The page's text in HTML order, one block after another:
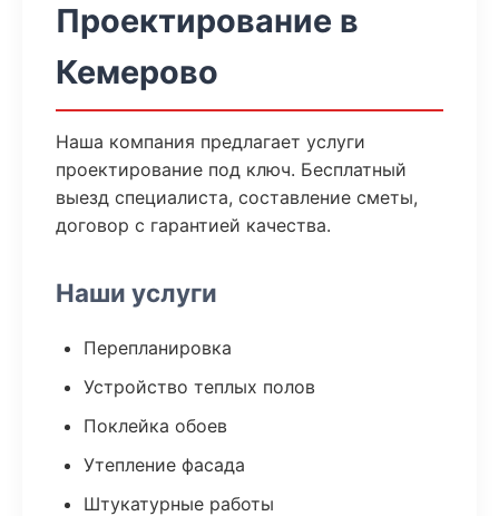
Проектирование в
Кемерово
Наша компания предлагает услуги
проектирование под ключ. Бесплатный
выезд специалиста, составление сметы,
договор с гарантией качества.
Наши услуги
Перепланировка
Устройство теплых полов
Поклейка обоев
Утепление фасада
Штукатурные работы